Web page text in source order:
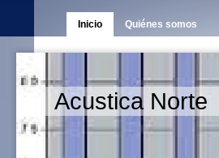
Inicio Quiénes somos
Acustica Norte